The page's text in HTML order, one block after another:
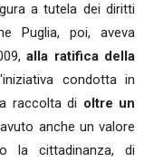
a tutela dei diritti
Puglia, poi, aveva
alla ratifica della
condotta in
raccolta di oltre un
anche un valore
la cittadinanza, di